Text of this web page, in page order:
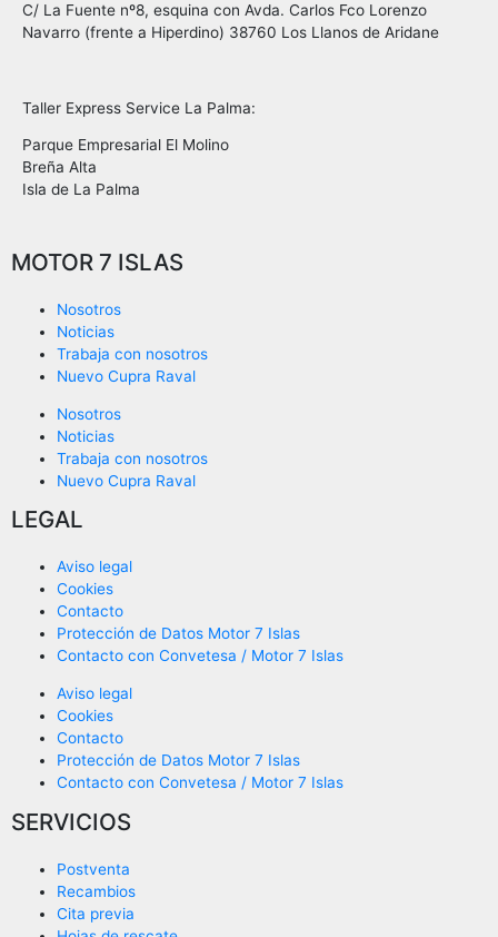
C/ La Fuente nº8, esquina con Avda. Carlos Fco Lorenzo
Navarro (frente a Hiperdino) 38760 Los Llanos de Aridane
Taller Express Service La Palma:
Parque Empresarial El Molino
Breña Alta
Isla de La Palma
MOTOR 7 ISLAS
Nosotros
Noticias
Trabaja con nosotros
Nuevo Cupra Raval
Nosotros
Noticias
Trabaja con nosotros
Nuevo Cupra Raval
LEGAL
Aviso legal
Cookies
Contacto
Protección de Datos Motor 7 Islas
Contacto con Convetesa / Motor 7 Islas
Aviso legal
Cookies
Contacto
Protección de Datos Motor 7 Islas
Contacto con Convetesa / Motor 7 Islas
SERVICIOS
Postventa
Recambios
Cita previa